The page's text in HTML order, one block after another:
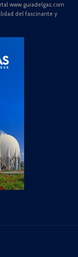
www.guiadelgas.com
del fascinante y